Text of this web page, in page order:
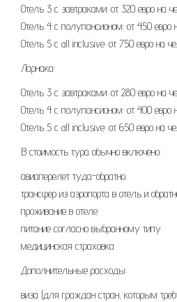
Отель 3 с завтраками: от 320 евро на
Отель 4 с полупансионом: от 450 евро
Отель 5 с all inclusive: от 750 евро на
Ларнака:
Отель 3 с завтраками: от 280 евро на
Отель 4 с полупансионом: от 400 евро
Отель 5 с all inclusive: от 650 евро на
В стоимость тура обычно включено:
авиаперелет туда-обратно
трансфер из аэропорта в отель и
проживание в отеле
питание согласно выбранному типу
медицинская страховка
Дополнительные расходы:
виза (для граждан стран, которым